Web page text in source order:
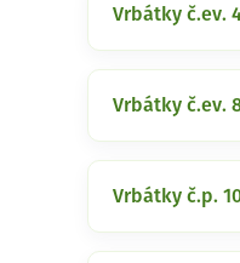
Vrbátky č.ev.
Vrbátky č.ev.
Vrbátky č.p.